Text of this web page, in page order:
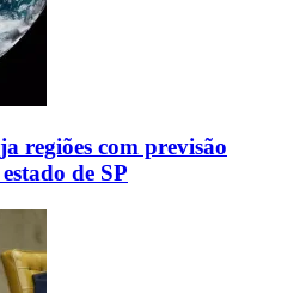
regiões com previsão
de SP